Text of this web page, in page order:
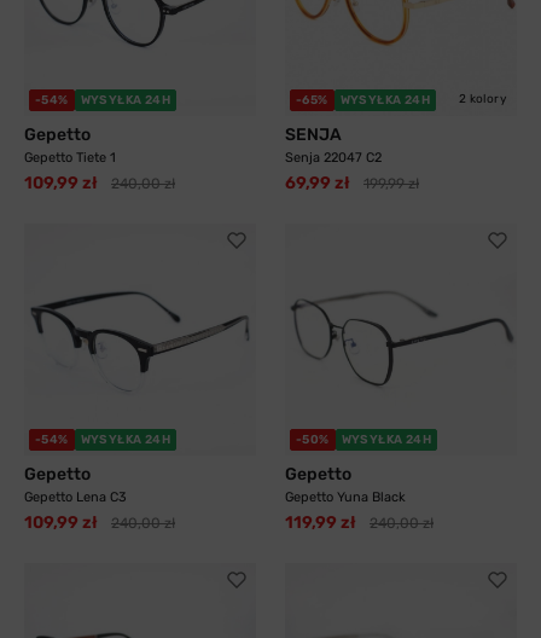
-54% WYSYŁKA 24H
Gepetto
Gepetto Tiete 1
109,99 zł 240,00 zł
-65% WYSYŁKA 24H 2 kolory
SENJA
Senja 22047 C2
69,99 zł 199,99 zł
-54% WYSYŁKA 24H
Gepetto
Gepetto Lena C3
109,99 zł 240,00 zł
-50% WYSYŁKA 24H
Gepetto
Gepetto Yuna Black
119,99 zł 240,00 zł